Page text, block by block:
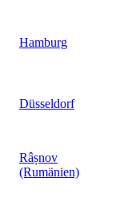
Hamburg
Düsseldorf
Râșnov
(Rumänien)